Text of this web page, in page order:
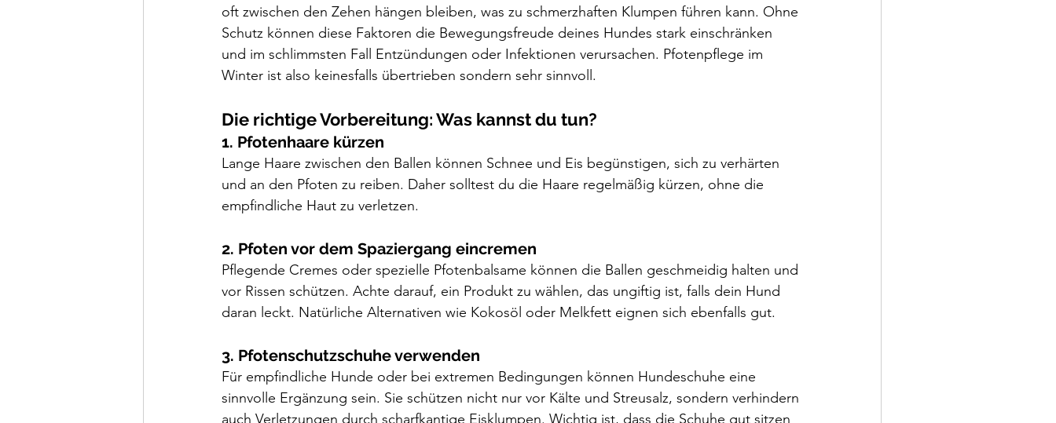
oft zwischen den Zehen hängen bleiben, was zu schmerzhaften Klumpen führen kann. Ohne
Schutz können diese Faktoren die Bewegungsfreude deines Hundes stark einschränken
und im schlimmsten Fall Entzündungen oder Infektionen verursachen. Pfotenpflege im
Winter ist also keinesfalls übertrieben sondern sehr sinnvoll.
Die richtige Vorbereitung: Was kannst du tun?
1. Pfotenhaare kürzen
Lange Haare zwischen den Ballen können Schnee und Eis begünstigen, sich zu verhärten
und an den Pfoten zu reiben. Daher solltest du die Haare regelmäßig kürzen, ohne die
empfindliche Haut zu verletzen.
2. Pfoten vor dem Spaziergang eincremen
Pflegende Cremes oder spezielle Pfotenbalsame können die Ballen geschmeidig halten und
vor Rissen schützen. Achte darauf, ein Produkt zu wählen, das ungiftig ist, falls dein Hund
daran leckt. Natürliche Alternativen wie Kokosöl oder Melkfett eignen sich ebenfalls gut.
3. Pfotenschutzschuhe verwenden
Für empfindliche Hunde oder bei extremen Bedingungen können Hundeschuhe eine
sinnvolle Ergänzung sein. Sie schützen nicht nur vor Kälte und Streusalz, sondern verhindern
auch Verletzungen durch scharfkantige Eisklumpen. Wichtig ist, dass die Schuhe gut sitzen